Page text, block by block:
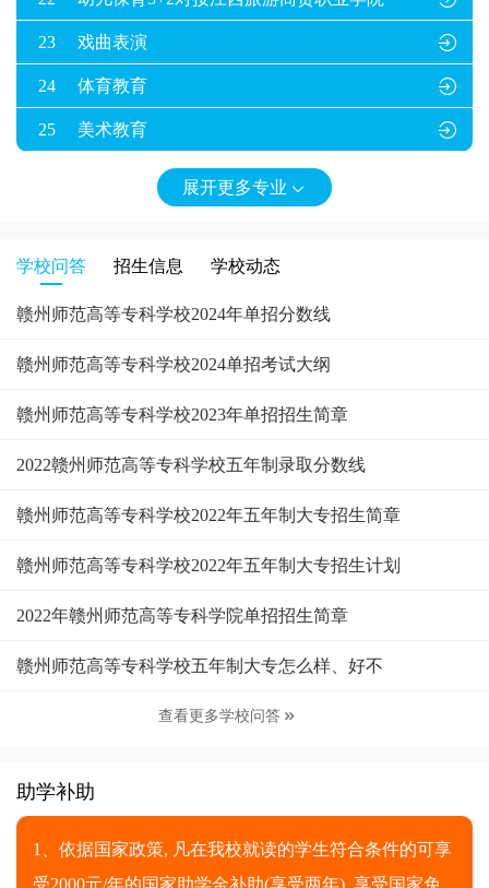

23 戏曲表演

24 体育教育

25 美术教育
展开更多专业 
学校问答 招生信息 学校动态
赣州师范高等专科学校2024年单招分数线
赣州师范高等专科学校2024单招考试大纲
赣州师范高等专科学校2023年单招招生简章
2022赣州师范高等专科学校五年制录取分数线
赣州师范高等专科学校2022年五年制大专招生简章
赣州师范高等专科学校2022年五年制大专招生计划
2022年赣州师范高等专科学院单招招生简章
赣州师范高等专科学校五年制大专怎么样、好不
查看更多学校问答 
助学补助
1、依据国家政策, 凡在我校就读的学生符合条件的可享